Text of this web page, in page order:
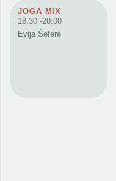
JOGA MIX
18:30 -20:00
Evija Šefere